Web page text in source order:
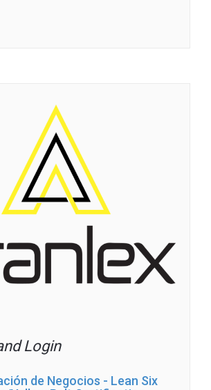
Login
de Negocios - Lean Six